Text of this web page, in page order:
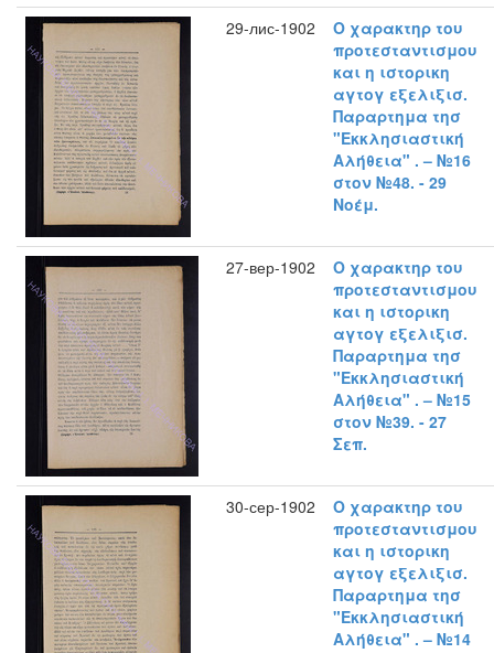
29-лис-1902
Ο χαρακτηρ του
προτεσταντισμου
και η ιστορικη
αγτογ εξελιξισ.
Παραρτημα τησ
"Εκκλησιαστική
Αλήθεια" . – №16
στον №48. - 29
Νοέμ.
27-вер-1902
Ο χαρακτηρ του
προτεσταντισμου
και η ιστορικη
αγτογ εξελιξισ.
Παραρτημα τησ
"Εκκλησιαστική
Αλήθεια" . – №15
στον №39. - 27
Σεπ.
30-сер-1902
Ο χαρακτηρ του
προτεσταντισμου
και η ιστορικη
αγτογ εξελιξισ.
Παραρτημα τησ
"Εκκλησιαστική
Αλήθεια" . – №14